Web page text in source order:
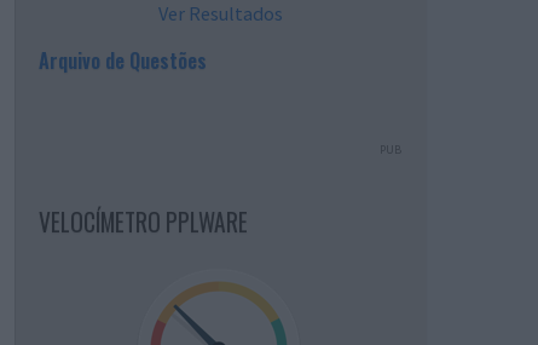
Ver Resultados
Arquivo de Questões
PUB
VELOCÍMETRO PPLWARE